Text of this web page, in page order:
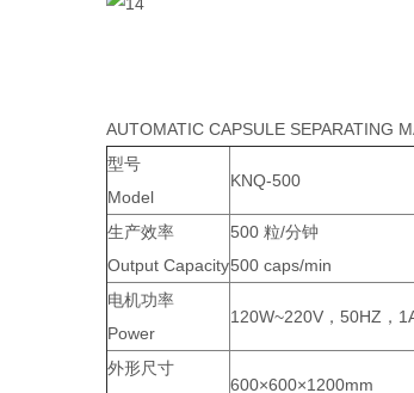
AUTOMATIC CAPSULE SEPARATING
型号
Model
KNQ-500
生产效率
Output Capacity
500 粒/分钟
500 caps/min
电机功率
Power
120W~220V，50HZ，
外形尺寸
600×600×1200mm